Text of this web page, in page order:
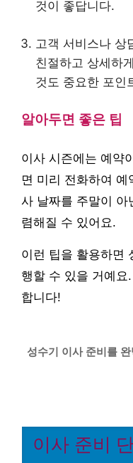
것이 좋답니다.
고객 서비스나 상
친절하고 상세하
것도 중요한 포인
알아두면 좋은 팁
이사 시즌에는 예약
면 미리 전화하여 예
사 날짜를 주말이 아
렴해질 수 있어요.
이런 팁을 활용하면
행할 수 있을 거예요
합니다!
성수기 이사 준비를
이사 준비